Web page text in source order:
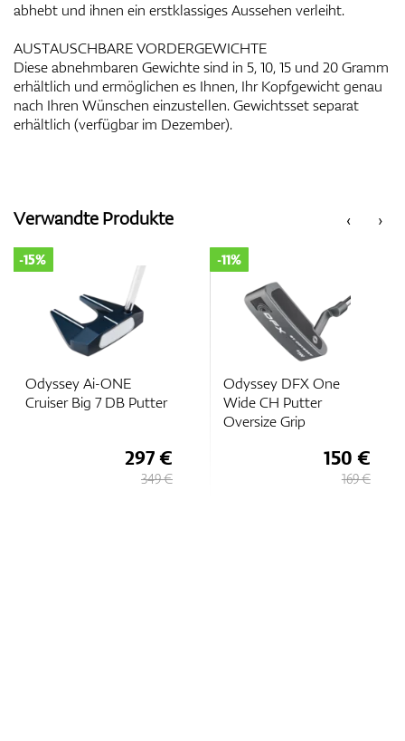
abhebt und ihnen ein erstklassiges Aussehen verleiht.
AUSTAUSCHBARE VORDERGEWICHTE
Diese abnehmbaren Gewichte sind in 5, 10, 15 und 20 Gramm
erhältlich und ermöglichen es Ihnen, Ihr Kopfgewicht genau
nach Ihren Wünschen einzustellen. Gewichtsset separat
erhältlich (verfügbar im Dezember).
‹
Verwandte Produkte ›
Odyssey Ai-ONE
Cruiser Big 7 DB Putter
-15%
297 €
349 €
Odyssey DFX One
Wide CH Putter
Oversize Grip
-11%
150 €
169 €